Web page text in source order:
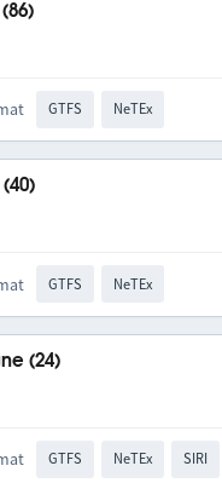
GTFS NeTEx
GTFS NeTEx
(24)
GTFS NeTEx SIRI